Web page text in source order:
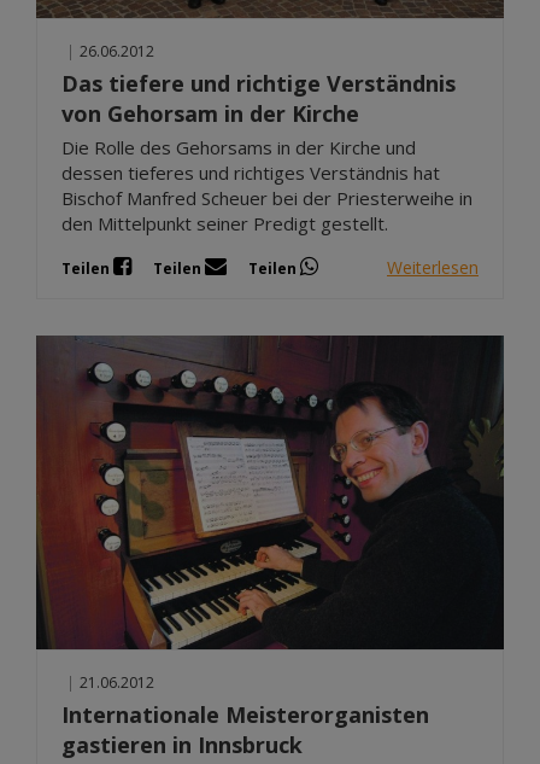
| 26.06.2012
Das tiefere und richtige Verständnis
von Gehorsam in der Kirche
Die Rolle des Gehorsams in der Kirche und
dessen tieferes und richtiges Verständnis hat
Bischof Manfred Scheuer bei der Priesterweihe in
den Mittelpunkt seiner Predigt gestellt.
Teilen Teilen Teilen Weiterlesen
| 21.06.2012
Internationale Meisterorganisten
gastieren in Innsbruck